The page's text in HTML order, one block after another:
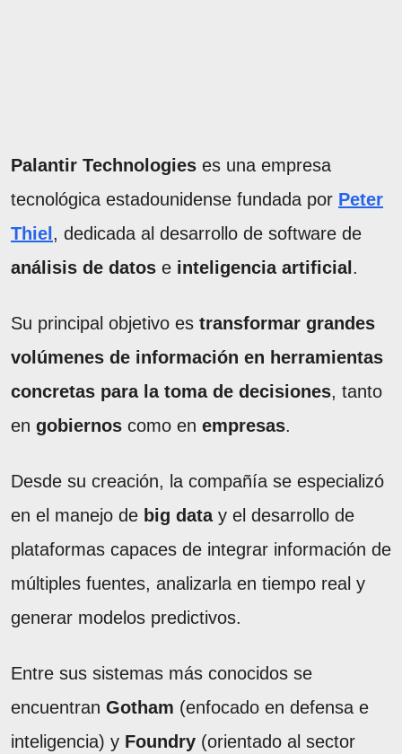
Palantir Technologies es una empresa
tecnológica estadounidense fundada por Peter
Thiel , dedicada al desarrollo de software de
análisis de datos e inteligencia artificial .
Su principal objetivo es transformar grandes
volúmenes de información en herramientas
concretas para la toma de decisiones, tanto
en gobiernos como en empresas.
Desde su creación, la compañía se especializó
en el manejo de big datay el desarrollo de
plataformas capaces de integrar información de
múltiples fuentes, analizarla en tiempo real y
generar modelos predictivos.
Entre sus sistemas más conocidos se
encuentran Gotham (enfocado en defensa e
inteligencia) y Foundry (orientado al sector